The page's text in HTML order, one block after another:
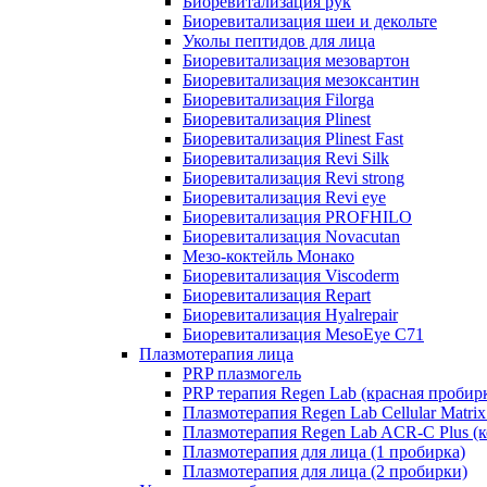
Биоревитализация шеи и декольте
Уколы пептидов для лица
Биоревитализация мезовартон
Биоревитализация мезоксантин
Биоревитализация Filorga
Биоревитализация Plinest
Биоревитализация Plinest Fast
Биоревитализация Revi Silk
Биоревитализация Revi strong
Биоревитализация Revi eye
Биоревитализация PROFHILO
Биоревитализация Novacutan
Мезо-коктейль Монако
Биоревитализация Viscoderm
Биоревитализация Repart
Биоревитализация Hyalrepair
Биоревитализация MesoEye C71
Плазмотерапия лица
PRP плазмогель
PRP терапия Regen Lab (красная
Плазмотерапия Regen Lab Cellular
Плазмотерапия Regen Lab ACR-C Plus
Плазмотерапия для лица (1 пробирка)
Плазмотерапия для лица (2 пробирки)